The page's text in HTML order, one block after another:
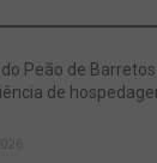
do Peão de
de